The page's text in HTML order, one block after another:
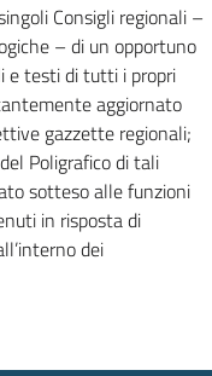
Consigli regionali –
– di un opportuno
e testi di tutti i propri
aggiornato
gazzette regionali;
Poligrafico di tali
sotteso alle funzioni
in risposta di
dei